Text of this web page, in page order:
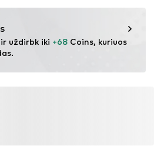
perdirbtas medžiagas
uždirbk iki +68 Coins, kuriuos